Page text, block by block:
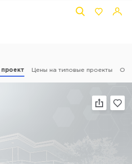
проект Цены на типовые проекты